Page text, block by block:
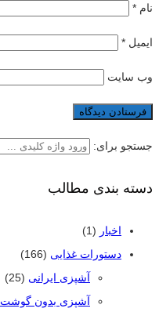
نام *
ایمیل *
وب‌ سایت
جستجو برای:
دسته بندی مطالب
اخبار (1)
دستورات غذایی (166)
آشپزی ایرانی (25)
آشپزی بدون گوشت